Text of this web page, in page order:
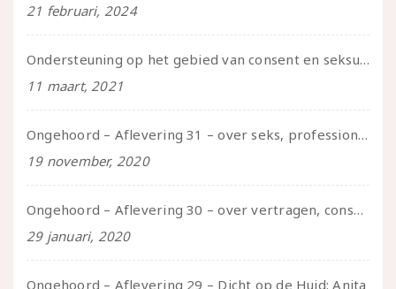
21 februari, 2024
Ondersteuning op het gebied van consent en seksualiteit
11 maart, 2021
Ongehoord – Aflevering 31 – over seks, professioneel en persoonlijk, een gesprek met Marije
19 november, 2020
Ongehoord – Aflevering 30 – over vertragen, consent en negatieve gevoelens met Meg-John Barker
29 januari, 2020
Ongehoord – Aflevering 29 – Dicht op de Huid: Anita